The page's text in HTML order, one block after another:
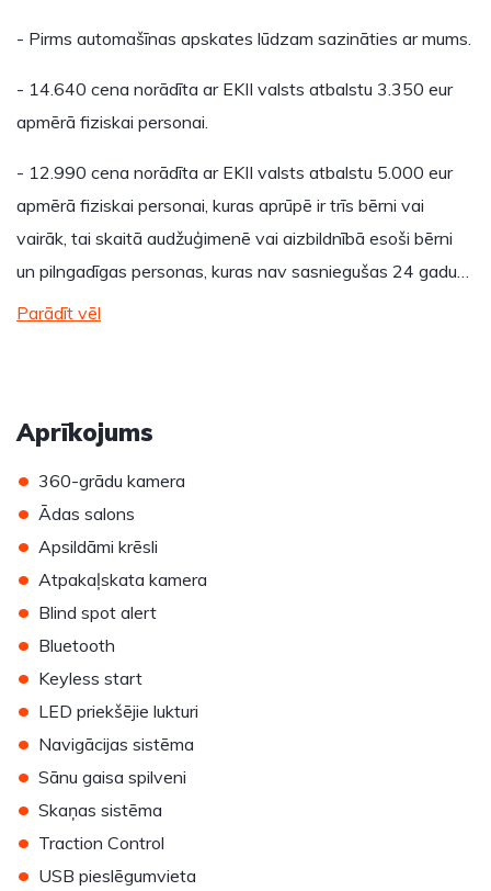
- Pirms automašīnas apskates lūdzam sazināties ar mums.
- 14.640 cena norādīta ar EKII valsts atbalstu 3.350 eur
apmērā fiziskai personai.
- 12.990 cena norādīta ar EKII valsts atbalstu 5.000 eur
apmērā fiziskai personai, kuras aprūpē ir trīs bērni vai
vairāk, tai skaitā audžuģimenē vai aizbildnībā esoši bērni
un pilngadīgas personas, kuras nav sasniegušas 24 gadu…
Parādīt vēl
Aprīkojums
• 360-grādu kamera
• Ādas salons
• Apsildāmi krēsli
• Atpakaļskata kamera
• Blind spot alert
• Bluetooth
• Keyless start
• LED priekšējie lukturi
• Navigācijas sistēma
• Sānu gaisa spilveni
• Skaņas sistēma
• Traction Control
• USB pieslēgumvieta